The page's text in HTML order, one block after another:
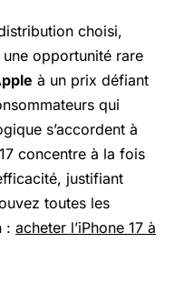
choisi,
opportunité rare
à un prix défiant
qui
s’accordent à
concentre à la fois
justifiant
toutes les
: acheter l’iPhone 17 à